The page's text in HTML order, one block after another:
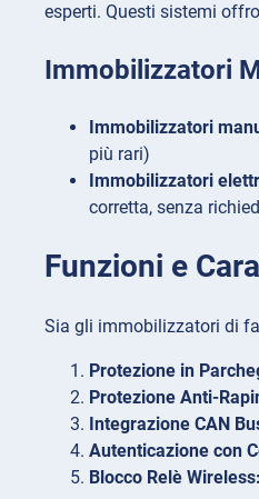
esperti. Questi sistemi
Immobilizzatori
Immobilizzatori
più rari)
Immobilizzatori
corretta, senza
Funzioni e
Sia gli immobilizzatori di
Protezione in
Protezione Anti-
Integrazione CAN
Autenticazione con
Blocco Relè Wireless: